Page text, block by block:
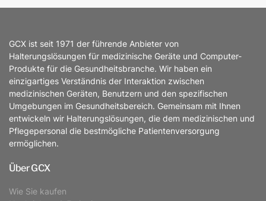
GCX ist seit 1971 der führende Anbieter von
Halterungslösungen für medizinische Geräte und Computer-
Produkte für die Gesundheitsbranche. Wir haben ein
einzigartiges Verständnis der Interaktion zwischen
medizinischen Geräten, Benutzern und den spezifischen
Umgebungen im Gesundheitsbereich. Gemeinsam mit Ihnen
entwickeln wir Halterungslösungen, die dem medizinischen und
Pflegepersonal die bestmögliche Patientenversorgung
ermöglichen.
Über GCX
Wie Sie kaufen